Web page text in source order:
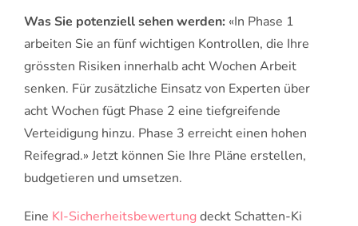
Was Sie potenziell sehen werden: «In Phase 1
arbeiten Sie an fünf wichtigen Kontrollen, die Ihre
grössten Risiken innerhalb acht Wochen Arbeit
senken. Für zusätzliche Einsatz von Experten über
acht Wochen fügt Phase 2 eine tiefgreifende
Verteidigung hinzu. Phase 3 erreicht einen hohen
Reifegrad.» Jetzt können Sie Ihre Pläne erstellen,
budgetieren und umsetzen.
Eine KI-Sicherheitsbewertungdeckt Schatten-Ki